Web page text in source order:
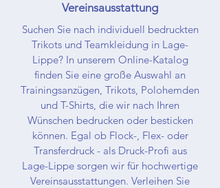
Vereinsausstattung
Suchen Sie nach individuell bedruckten
Trikots und Teamkleidung in Lage-
Lippe? In unserem Online-Katalog
finden Sie eine große Auswahl an
Trainingsanzügen, Trikots, Polohemden
und T-Shirts, die wir nach Ihren
Wünschen bedrucken oder besticken
können. Egal ob Flock-, Flex- oder
Transferdruck - als Druck-Profi aus
Lage-Lippe sorgen wir für hochwertige
Vereinsausstattungen. Verleihen Sie